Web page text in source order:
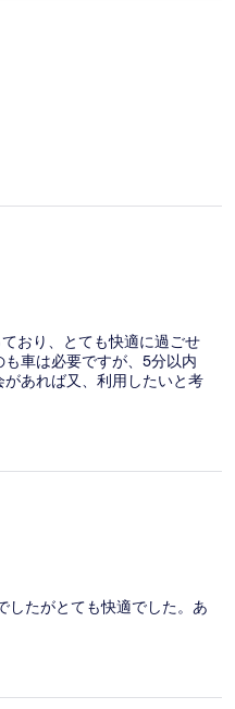
おり、とても快適に過ごせ
車は必要ですが、5分以内
あれば又、利用したいと考
したがとても快適でした。あ